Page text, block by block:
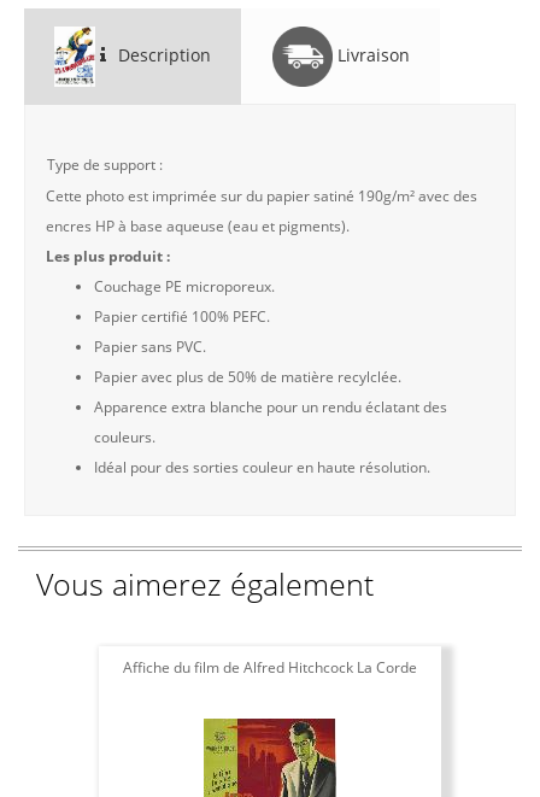
Description Livraison
Type de support :
Cette photo est imprimée sur du papier satiné 190g/m² avec des
encres HP à base aqueuse (eau et pigments).
Les plus produit :
Couchage PE microporeux.
Papier certifié 100% PEFC.
Papier sans PVC.
Papier avec plus de 50% de matière recylclée.
Apparence extra blanche pour un rendu éclatant des
couleurs.
Idéal pour des sorties couleur en haute résolution.
Vous aimerez également
Affiche du film de Alfred Hitchcock La Corde